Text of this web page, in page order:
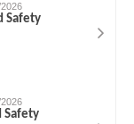
Safety
Safety